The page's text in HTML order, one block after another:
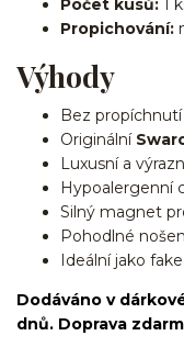
Počet kusů: 1
Propichování:
Výhody
Bez
Originální
Luxusní a
Hypoalergenní
Silný magnet
Pohodlné
Ideální jako
Dodáváno v
dnů. Doprava